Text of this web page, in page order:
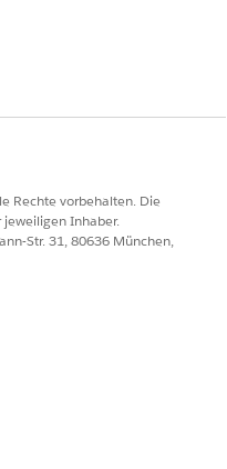
Rechte vorbehalten. Die
Inhaber.
Str. 31, 80636 München,